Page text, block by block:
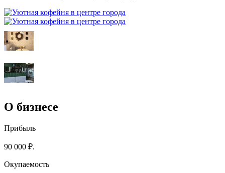
О бизнесе
Прибыль
90 000 ₽.
Окупаемость